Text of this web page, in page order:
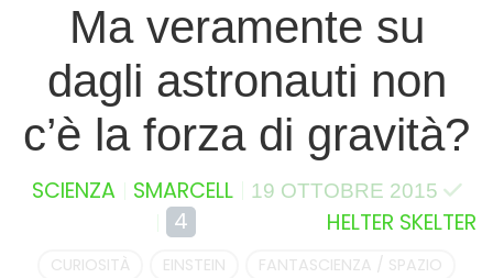
Ma veramente su
dagli astronauti non
c’è la forza di gravità?
SCIENZA SMARCELL 19 OTTOBRE 2015
4 HELTER SKELTER
CURIOSITÀ EINSTEIN
FANTASCIENZA / SPAZIO